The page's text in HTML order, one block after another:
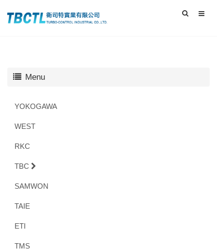
Menu
YOKOGAWA
WEST
RKC
TBC
SAMWON
TAIE
ETI
TMS